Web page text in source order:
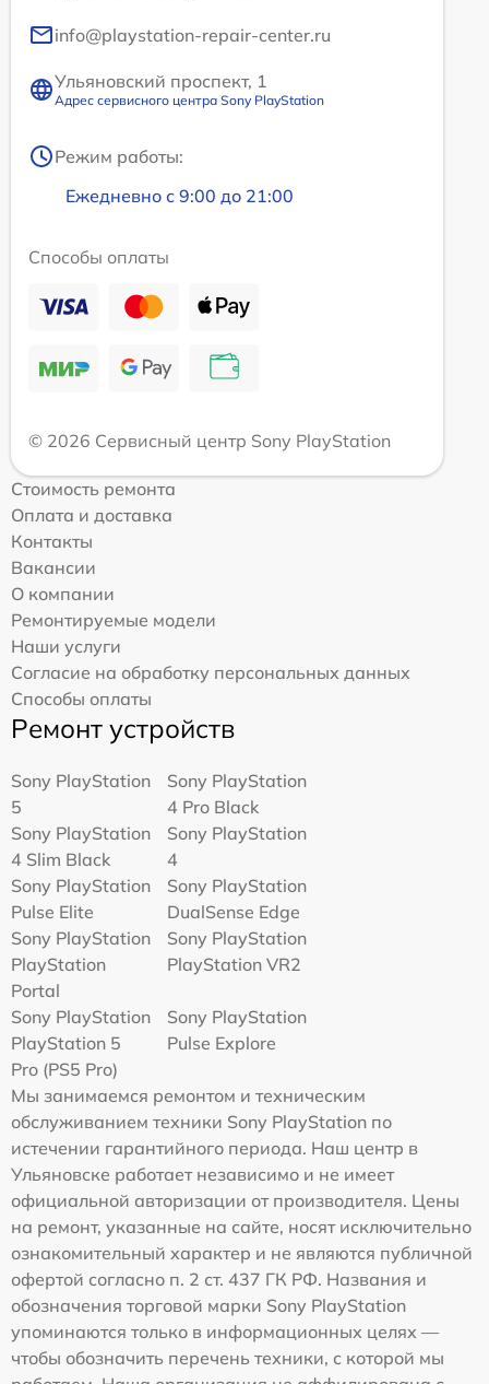
info@playstation-repair-center.ru
Ульяновский проспект, 1
Адрес сервисного центра Sony PlayStation
Режим работы:
Ежедневно с 9:00 до 21:00
Способы оплаты
© 2026 Сервисный центр Sony PlayStation
Стоимость ремонта
Оплата и доставка
Контакты
Вакансии
О компании
Ремонтируемые модели
Наши услуги
Согласие на обработку персональных данных
Способы оплаты
Ремонт устройств
Sony PlayStation
5
Sony PlayStation
4 Pro Black
Sony PlayStation
4 Slim Black
Sony PlayStation
4
Sony PlayStation
Pulse Elite
Sony PlayStation
DualSense Edge
Sony PlayStation
PlayStation
Portal
Sony PlayStation
PlayStation VR2
Sony PlayStation
PlayStation 5
Pro (PS5 Pro)
Sony PlayStation
Pulse Explore
Мы занимаемся ремонтом и техническим
обслуживанием техники Sony PlayStation по
истечении гарантийного периода. Наш центр в
Ульяновске работает независимо и не имеет
официальной авторизации от производителя. Цены
на ремонт, указанные на сайте, носят исключительно
ознакомительный характер и не являются публичной
офертой согласно п. 2 ст. 437 ГК РФ. Названия и
обозначения торговой марки Sony PlayStation
упоминаются только в информационных целях —
чтобы обозначить перечень техники, с которой мы